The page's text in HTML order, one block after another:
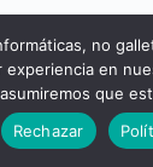
Barcelona
|Política
no
en
que
Rechazar